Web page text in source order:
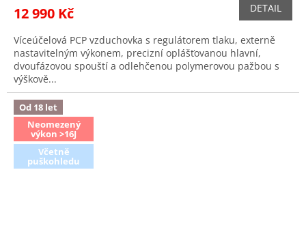
je
z
5
hvězdiček.
12 990 Kč DETAIL
Víceúčelová PCP vzduchovka s regulátorem tlaku, externě
nastavitelným výkonem, precizní oplášťovanou hlavní,
dvoufázovou spouští a odlehčenou polymerovou pažbou s
výškově...
Od 18 let
Neomezený
výkon >16J
Včetně
puškohledu